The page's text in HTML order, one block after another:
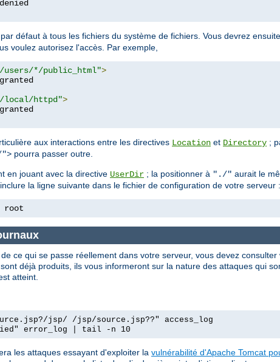
défaut à tous les fichiers du système de fichiers. Vous devrez
voulez autorisez l'accès. Par exemple,
users/*/public_html">
local/httpd">
aux interactions entre les directives Location et Directory ;
pourra passer outre.
en jouant avec la directive UserDir ; la positionner à "./" aurait le
la ligne suivante dans le fichier de configuration de votre serveur :
root
ce qui se passe réellement dans votre serveur, vous devez consulter
déjà produits, ils vous informeront sur la nature des attaques qui
atteint.
jsp/ /jsp/source.jsp??" access_log
error_log | tail -n 10
les attaques essayant d'exploiter la vulnérabilité d'Apache Tomcat